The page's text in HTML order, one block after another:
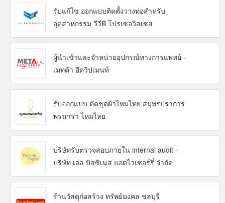
รับแก้ไข ออกแบบติดตั้งวางท่อสำหรับ
อุตสาหกรรม วีวีพี โปรเซอวิสเซส
ผู้นำเข้าและจำหน่ายอุปกรณ์ทางการแพทย์ -
เมทต้า อีควิปเมนท์
รับออกแบบ ตัดชุดผ้าไหมไทย สมุทรปราการ
พรนารา ไหมไทย
บริษัทรับตรวจสอบภายใน internal audit -
บริษัท เอล บิสซิเนส แอดไวเซอร์รี่ จำกัด
ร้านวัสดุก่อสร้าง ทรัพย์มงคล ชลบุรี